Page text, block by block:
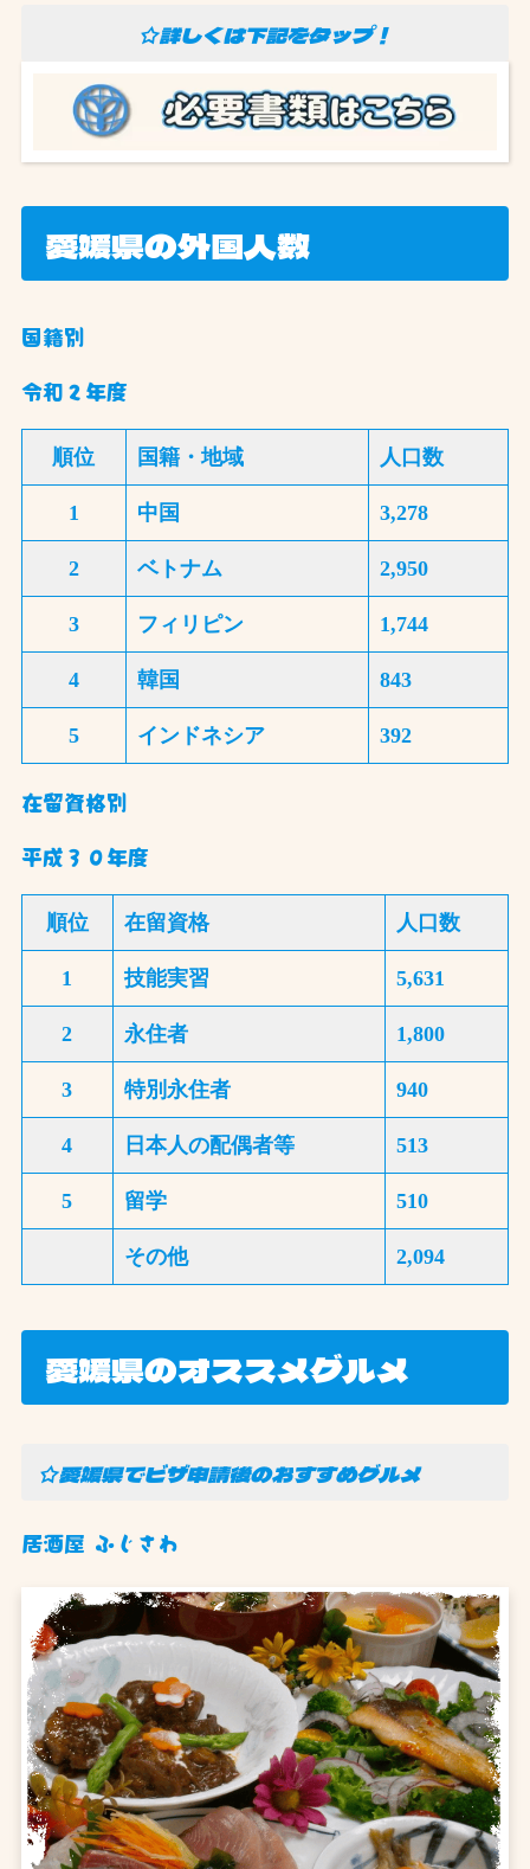
☆詳しくは下記をタップ！
愛媛県の外国人数
国籍別
令和２年度
順位 国籍・地域 人口数
1 中国 3,278
2 ベトナム 2,950
3 フィリピン 1,744
4 韓国 843
5 インドネシア 392
在留資格別
平成３０年度
順位 在留資格 人口数
1 技能実習 5,631
2 永住者 1,800
3 特別永住者 940
4 日本人の配偶者等 513
5 留学 510
その他 2,094
愛媛県のオススメグルメ
☆愛媛県でビザ申請後のおすすめグルメ
居酒屋 ふじさわ